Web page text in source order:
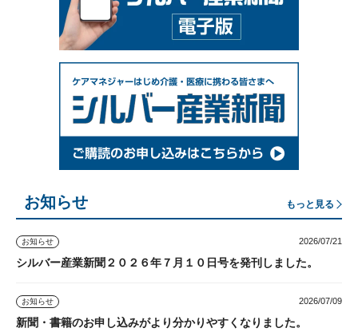
お知らせ もっと見る
お知らせ 2026/07/21
シルバー産業新聞２０２６年７月１０日号を発刊しました。
お知らせ 2026/07/09
新聞・書籍のお申し込みがより分かりやすくなりました。